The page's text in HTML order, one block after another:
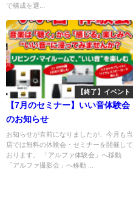
で構成を選...
【終了】イベント
【7月のセミナー】いい音体験会
のお知らせ
お知らせが直前になりましたが、今月も当
店では無料の体験会・セミナーを開催して
おります。 「アルファ体験会」へ移動
「アルファ撮影会」へ移動 ...